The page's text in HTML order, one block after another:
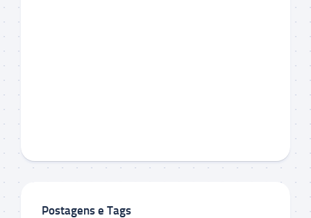
Postagens e Tags